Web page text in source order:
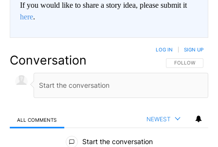
If you would like to share a story idea, please submit it
here.
Conversation FOLLOW THIS
FOLLOW
LOG IN SIGN UP
ALL COMMENTS NEWEST
All Comments
Start the conversation